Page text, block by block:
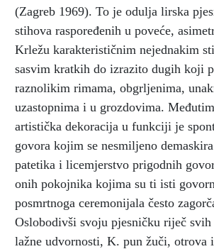
(Zagreb 1969). To je odulja lirska
stihova raspoređenih u poveće,
Krležu karakterističnim nejednakim
sasvim kratkih do izrazito dugih koji
raznolikim rimama, obgrljenima,
uzastopnima i u grozdovima.
artistička dekoracija u funkciji je
govora kojim se nesmiljeno
patetika i licemjerstvo prigodnih
onih pokojnika kojima su ti isti
posmrtnoga ceremonijala često
Oslobodivši svoju pjesničku riječ svih
lažne udvornosti, K. pun žuči, otrova